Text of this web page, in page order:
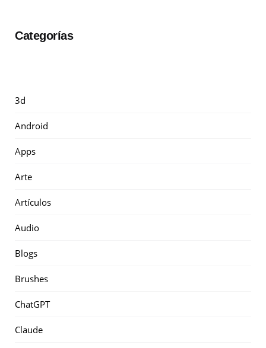
Categorías
3d
Android
Apps
Arte
Artículos
Audio
Blogs
Brushes
ChatGPT
Claude